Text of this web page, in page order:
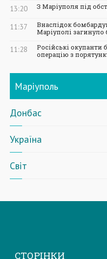
13:20 З Маріуполя під
11:37
Внаслідок
Маріуполі
11:28
Російські окупанти
операцію з
Маріуполь
Донбас
Україна
Світ
СТОРІНКИ